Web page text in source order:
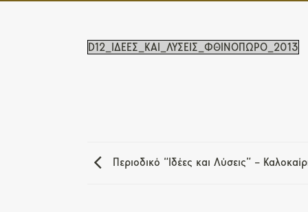
D12_ΙΔΕΕΣ_ΚΑΙ_ΛΥΣΕΙΣ_ΦΘΙΝΟΠΩΡΟ_2013
Περιοδικό “Ιδέες και Λύσεις” –